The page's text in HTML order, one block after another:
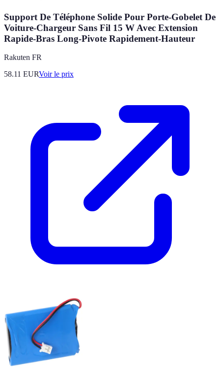
Support De Téléphone Solide Pour Porte-Gobelet De
Voiture-Chargeur Sans Fil 15 W Avec Extension
Rapide-Bras Long-Pivote Rapidement-Hauteur
Rakuten FR
58.11 EURVoir le prix